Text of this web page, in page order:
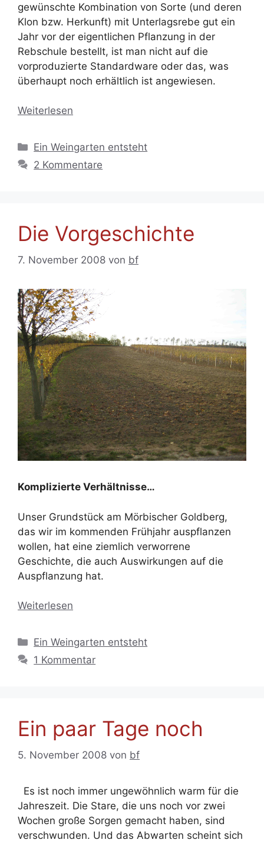
gewünschte Kombination von Sorte (und deren
Klon bzw. Herkunft) mit Unterlagsrebe gut ein
Jahr vor der eigentlichen Pflanzung in der
Rebschule bestellt, ist man nicht auf die
vorproduzierte Standardware oder das, was
überhaupt noch erhältlich ist angewiesen.
Weiterlesen
Kategorien
Ein Weingarten entsteht
2 Kommentare
Die Vorgeschichte
7. November 2008 von bf
Komplizierte Verhältnisse…
Unser Grundstück am Mörbischer Goldberg,
das wir im kommenden Frühjahr auspflanzen
wollen, hat eine ziemlich verworrene
Geschichte, die auch Auswirkungen auf die
Auspflanzung hat.
Weiterlesen
Kategorien
Ein Weingarten entsteht
1 Kommentar
Ein paar Tage noch
5. November 2008 von bf
Es ist noch immer ungewöhnlich warm für die
Jahreszeit. Die Stare, die uns noch vor zwei
Wochen große Sorgen gemacht haben, sind
verschwunden. Und das Abwarten scheint sich